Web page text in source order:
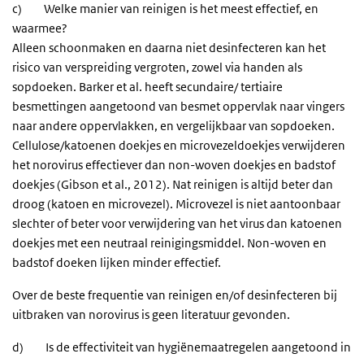
c) Welke manier van reinigen is het meest effectief, en
waarmee?
Alleen schoonmaken en daarna niet desinfecteren kan het
risico van verspreiding vergroten, zowel via handen als
sopdoeken. Barker et al. heeft secundaire/ tertiaire
besmettingen aangetoond van besmet oppervlak naar vingers
naar andere oppervlakken, en vergelijkbaar van sopdoeken.
Cellulose/katoenen doekjes en microvezeldoekjes verwijderen
het norovirus effectiever dan non-woven doekjes en badstof
doekjes (Gibson et al., 2012). Nat reinigen is altijd beter dan
droog (katoen en microvezel). Microvezel is niet aantoonbaar
slechter of beter voor verwijdering van het virus dan katoenen
doekjes met een neutraal reinigingsmiddel. Non-woven en
badstof doeken lijken minder effectief.
Over de beste frequentie van reinigen en/of desinfecteren bij
uitbraken van norovirus is geen literatuur gevonden.
d) Is de effectiviteit van hygiënemaatregelen aangetoond in